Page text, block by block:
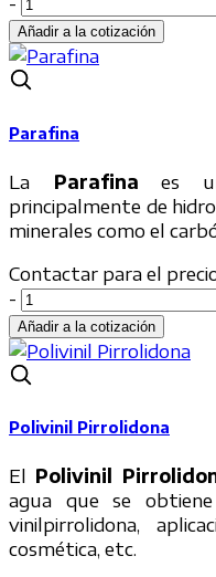
Parafina
La Parafina es
principalmente de
minerales como el
Contactar para el
-
Polivinil Pirrolidona
El Polivinil
agua que se
vinilpirrolidona,
cosmética, etc.